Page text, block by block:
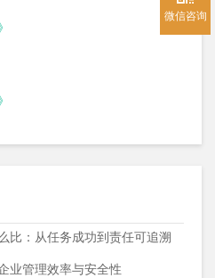
比：从任务成功到责任可追溯
业管理效率与安全性
微信咨询